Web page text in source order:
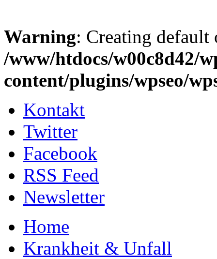
Warning: Creating
/www/htdocs/w00c8d42/
content/plugins/wpseo/
Kontakt
Twitter
Facebook
RSS Feed
Newsletter
Home
Krankheit & Unfall